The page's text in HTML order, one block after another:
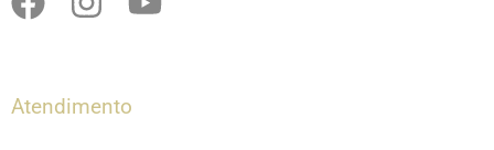
e
t
Atendimento